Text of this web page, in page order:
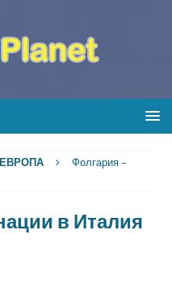
ЕВРОПА
Фолгария –
в Италия